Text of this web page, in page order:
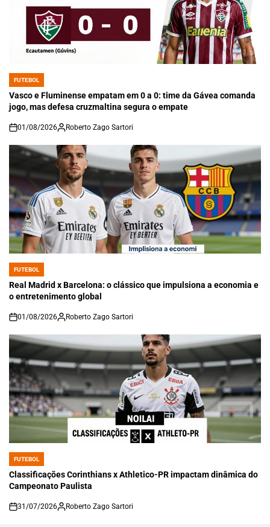
POSTED
IN
FUTEBOL
Vasco e Fluminense empatam em 0 a 0: time da Gávea comanda
jogo, mas defesa cruzmaltina segura o empate
on
01/08/2026 Roberto Zago Sartori
POSTED
IN
FUTEBOL
Real Madrid x Barcelona: o clássico que impulsiona a economia e
o entretenimento global
on
01/08/2026 Roberto Zago Sartori
POSTED
IN
FUTEBOL
Classificações Corinthians x Athletico-PR impactam dinâmica do
Campeonato Paulista
on
31/07/2026 Roberto Zago Sartori